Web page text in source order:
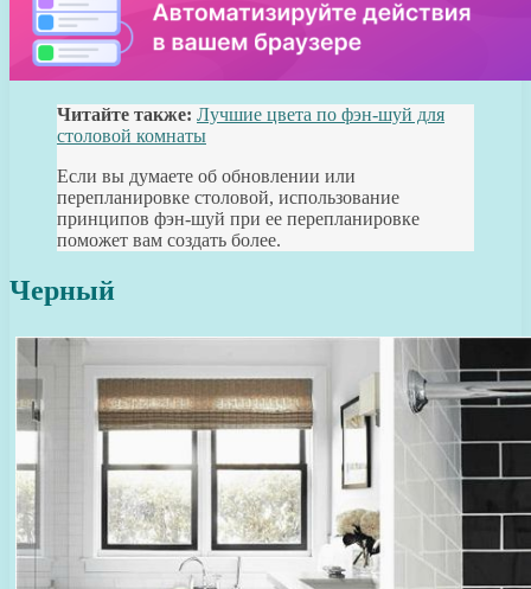
Читайте также: Лучшие цвета по фэн-шуй для
столовой комнаты
Если вы думаете об обновлении или
перепланировке столовой, использование
принципов фэн-шуй при ее перепланировке
поможет вам создать более.
Черный